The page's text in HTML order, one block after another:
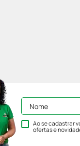
Ao se cadastrar
ofertas e